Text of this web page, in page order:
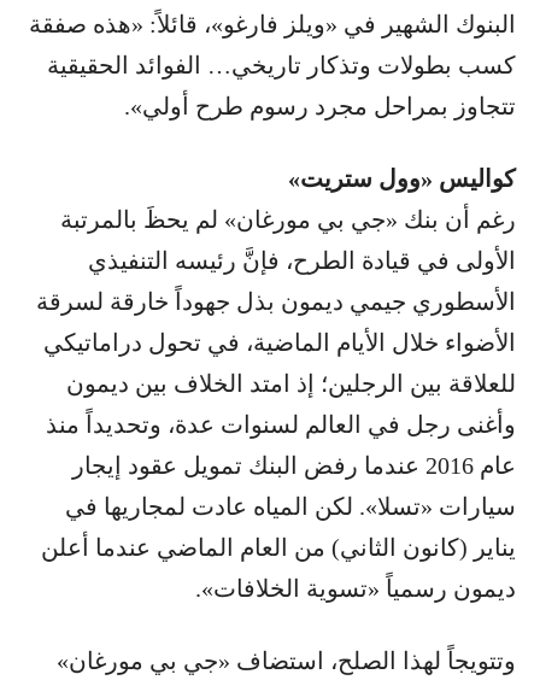
البنوك الشهير في «ويلز فارغو»، قائلاً: «هذه صفقة
كسب بطولات وتذكار تاريخي… الفوائد الحقيقية
تتجاوز بمراحل مجرد رسوم طرح أولي».
كواليس «وول ستريت»
رغم أن بنك «جي بي مورغان» لم يحظَ بالمرتبة
الأولى في قيادة الطرح، فإنَّ رئيسه التنفيذي
الأسطوري جيمي ديمون بذل جهوداً خارقة لسرقة
الأضواء خلال الأيام الماضية، في تحول دراماتيكي
للعلاقة بين الرجلين؛ إذ امتد الخلاف بين ديمون
وأغنى رجل في العالم لسنوات عدة، وتحديداً منذ
عام 2016 عندما رفض البنك تمويل عقود إيجار
سيارات «تسلا». لكن المياه عادت لمجاريها في
يناير (كانون الثاني) من العام الماضي عندما أعلن
ديمون رسمياً «تسوية الخلافات».
وتتويجاً لهذا الصلح، استضاف «جي بي مورغان»